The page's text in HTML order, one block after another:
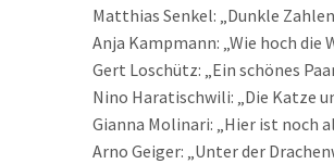
Matthias Senkel: „Dunkle
Anja Kampmann: „Wie hoch die
Gert Loschütz: „Ein schönes
Nino Haratischwili: „Die Katze
Gianna Molinari: „Hier ist noch
Arno Geiger: „Unter der